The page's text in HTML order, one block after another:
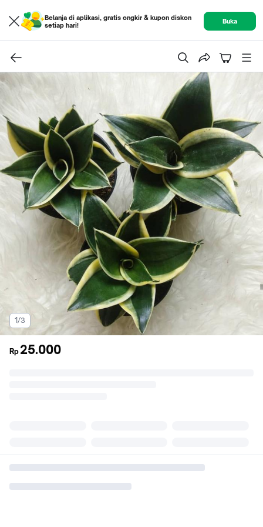
Belanja di aplikasi, gratis ongkir & kupon diskon
setiap hari!
Buka
1/3
Rp 25.000